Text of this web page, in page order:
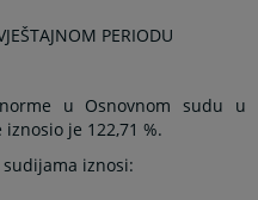
PERIODU
u Osnovnom sudu u
je 122,71 %.
iznosi: